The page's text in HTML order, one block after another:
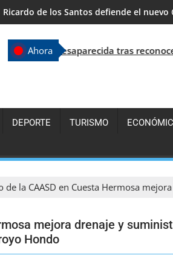
República Dominicana supera los 7.7
Ahoratras reconocerla
DEPORTE TURISMO
de la CAASD en Cuesta Hermosa
mejora drenaje y
Hondo